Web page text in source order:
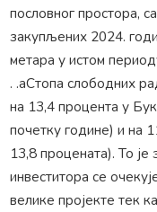
пословног простора,
закупљених 2024.
метара у истом
. .аСтопа слободних
на 13,4 процента у
почетку године) и на
13,8 процената). То
инвеститора се
велике пројекте тек